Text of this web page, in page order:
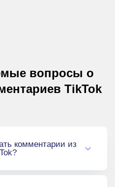
вопросы о
TikTok
комментарии из